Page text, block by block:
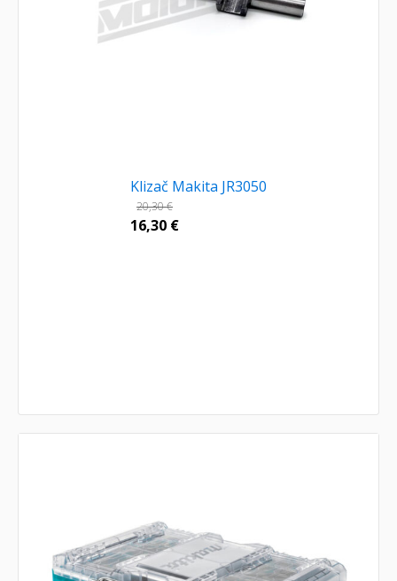
Klizač Makita JR3050
20,30€
16,30 €